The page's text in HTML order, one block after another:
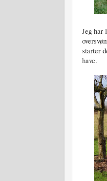
Jeg har
starter
have.